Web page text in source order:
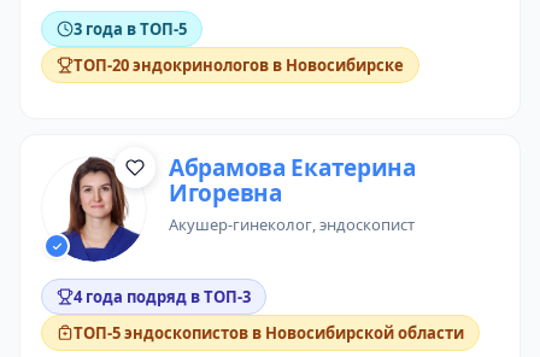
3 года в ТОП-5
ТОП-20 эндокринологов в Новосибирске
Абрамова Екатерина
Игоревна
акушер-гинеколог,эндоскопист
4 года подряд в ТОП-3
ТОП-5 эндоскопистов в Новосибирской области